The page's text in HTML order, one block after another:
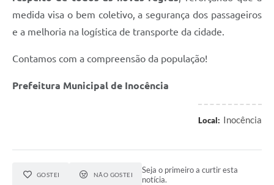
medida visa o bem coletivo, a segurança dos passageiros
e a melhoria na logística de transporte da cidade.
Contamos com a compreensão da população!
Prefeitura Municipal de Inocência
Local: Inocência
GOSTEI NÃO GOSTEI
Seja o primeiro a curtir esta
notícia.